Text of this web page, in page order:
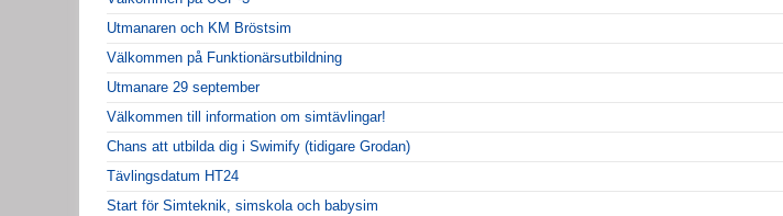
Utmanaren och KM Bröstsim
Välkommen på Funktionärsutbildning
Utmanare 29 september
Välkommen till information om simtävlingar!
Chans att utbilda dig i Swimify (tidigare Grodan)
Tävlingsdatum HT24
Start för Simteknik, simskola och babysim